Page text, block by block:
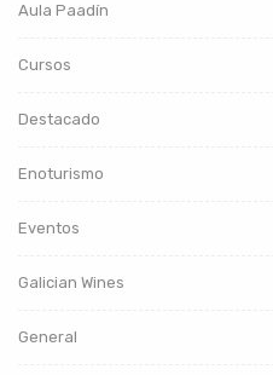
Aula Paadín
Cursos
Destacado
Enoturismo
Eventos
Galician Wines
General